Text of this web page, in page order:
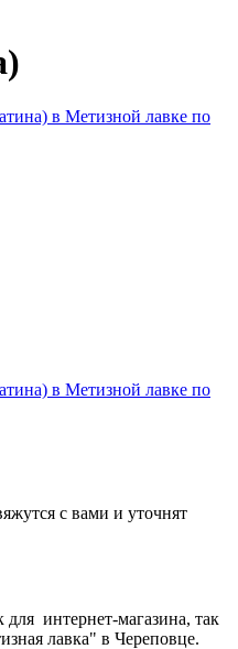
с вами и уточнят
для интернет-магазина, так
лавка" в Череповце.